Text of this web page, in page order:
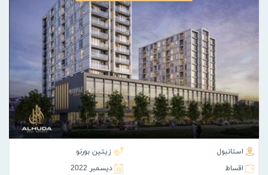
استانبول
زیتین بورنو
اقساط
ديسمبر 2022